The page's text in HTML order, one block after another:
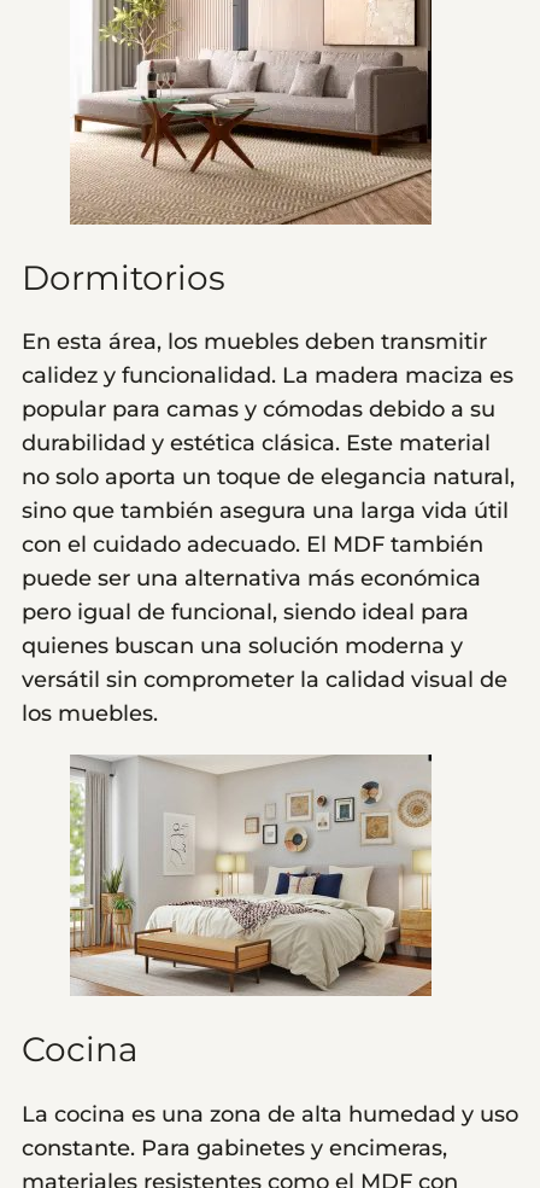
Dormitorios
En esta área, los muebles deben transmitir
calidez y funcionalidad. La madera maciza es
popular para camas y cómodas debido a su
durabilidad y estética clásica. Este material
no solo aporta un toque de elegancia natural,
sino que también asegura una larga vida útil
con el cuidado adecuado. El MDF también
puede ser una alternativa más económica
pero igual de funcional, siendo ideal para
quienes buscan una solución moderna y
versátil sin comprometer la calidad visual de
los muebles.
Cocina
La cocina es una zona de alta humedad y uso
constante. Para gabinetes y encimeras,
materiales resistentes como el MDF con